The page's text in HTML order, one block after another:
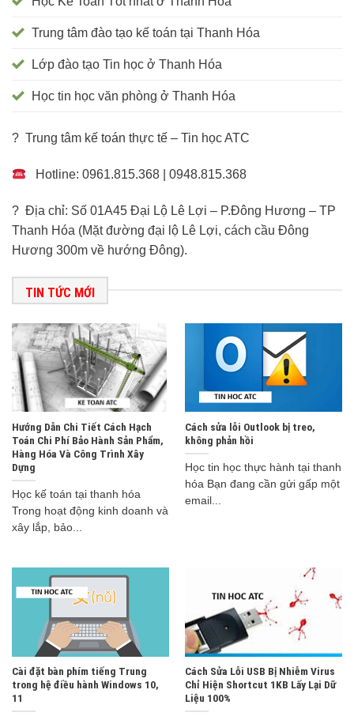
Trung tâm đào tạo kế toán tại Thanh Hóa
Lớp đào tạo Tin học ở Thanh Hóa
Học tin học văn phòng ở Thanh Hóa
? Trung tâm kế toán thực tế – Tin học ATC
Hotline: 0961.815.368 | 0948.815.368
? Địa chỉ: Số 01A45 Đại Lộ Lê Lợi – P.Đông Hương – TP
Thanh Hóa (Mặt đường đại lộ Lê Lợi, cách cầu Đông
Hương 300m về hướng Đông).
TIN TỨC MỚI
Hướng Dẫn Chi Tiết Cách Hạch
Toán Chi Phí Bảo Hành Sản Phẩm,
Hàng Hóa Và Công Trình Xây
Dựng
Học kế toán tại thanh hóa
Trong hoạt động kinh doanh và
xây lắp, bảo...
Cách sửa lỗi Outlook bị treo,
không phản hồi
Học tin học thực hành tại thanh
hóa Bạn đang cần gửi gấp một
email...
Cài đặt bàn phím tiếng Trung
trong hệ điều hành Windows 10,
11
Cách Sửa Lỗi USB Bị Nhiễm Virus
Chỉ Hiện Shortcut 1KB Lấy Lại Dữ
Liệu 100%